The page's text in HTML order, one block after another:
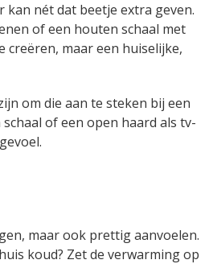
nét dat beetje extra geven.
of een houten schaal met
creëren, maar een huiselijke,
om die aan te steken bij een
of een open haard als tv-
maar ook prettig aanvoelen.
koud? Zet de verwarming op